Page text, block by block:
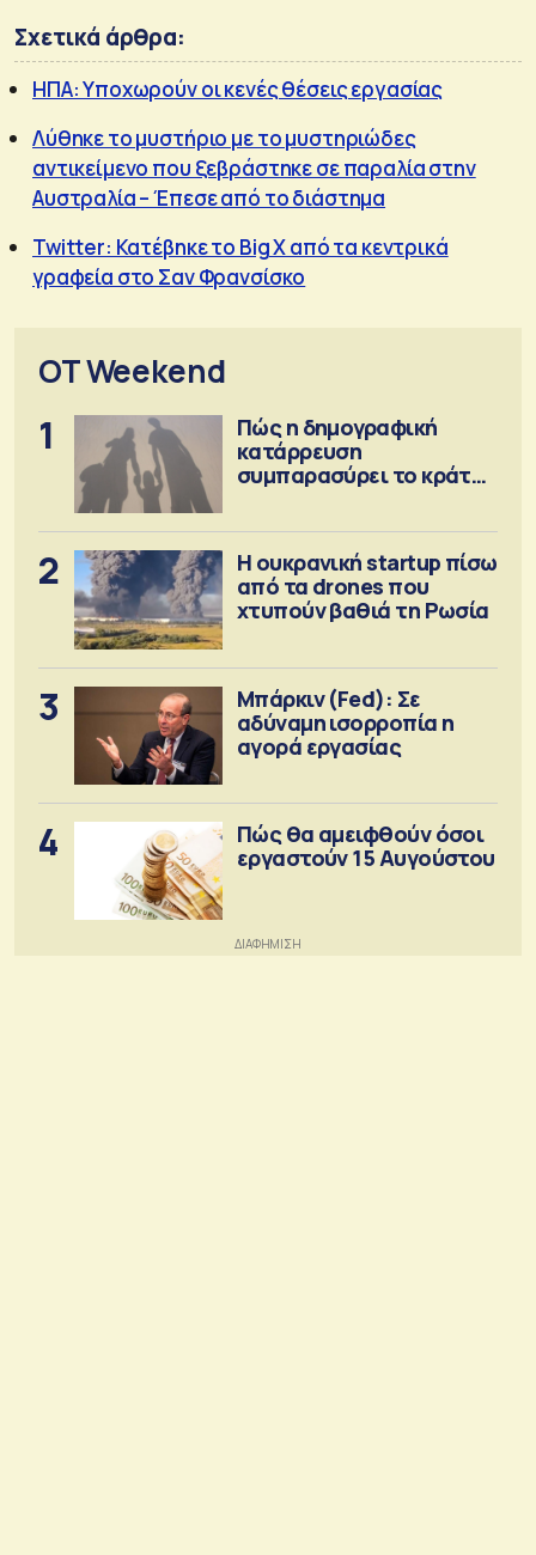
Σχετικά άρθρα:
ΗΠΑ: Υποχωρούν οι κενές θέσεις εργασίας
Λύθηκε το μυστήριο με το μυστηριώδες
αντικείμενο που ξεβράστηκε σε παραλία στην
Αυστραλία – Έπεσε από το διάστημα
Twitter: Κατέβηκε το Big X από τα κεντρικά
γραφεία στο Σαν Φρανσίσκο
OT Weekend
1
Πώς η δημογραφική
κατάρρευση
συμπαρασύρει το κράτος
2
Η ουκρανική startup πίσω
από τα drones που
χτυπούν βαθιά τη Ρωσία
3
Μπάρκιν (Fed): Σε
αδύναμη ισορροπία η
αγορά εργασίας
4
Πώς θα αμειφθούν όσοι
εργαστούν 15 Αυγούστου